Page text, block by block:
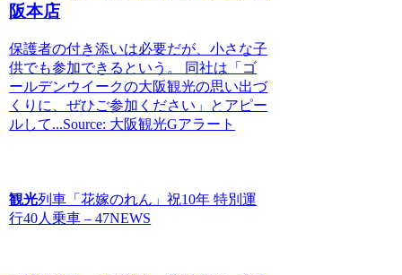
阪本店
保護者の付き添いは必要だが、小さな子
供でも参加できるという。 同社は「ゴ
ールデンウイークの大阪観光の思い出づ
くりに、ぜひご参加ください」とアピー
ルして...Source: 大阪観光Gアラート
観光列車「花嫁のれん」祝10年 特別運
行40人乗車 – 47NEWS